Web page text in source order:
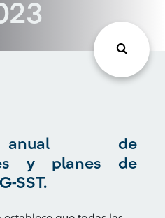
anual de
y planes de
SST.